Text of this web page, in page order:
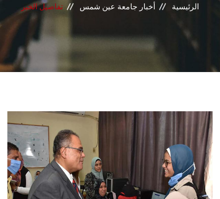
المراكز والوحدات
الأنظمة الذكية
الإعلام
الطلاب
هيئة التدريس
الدراسات العليا
الخريجين
الرئيسية أخبار جامعة عين شمس تفاصيل الخبر